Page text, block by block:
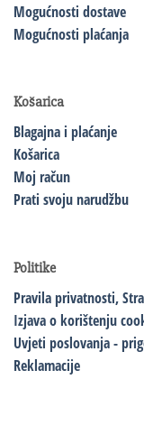
Mogućnosti dostave
Mogućnosti plaćanja
Košarica
Blagajna i plaćanje
Košarica
Moj račun
Prati svoju narudžbu
Politike
Pravila privatnosti,
Izjava o korištenju
Uvjeti poslovanja -
Reklamacije